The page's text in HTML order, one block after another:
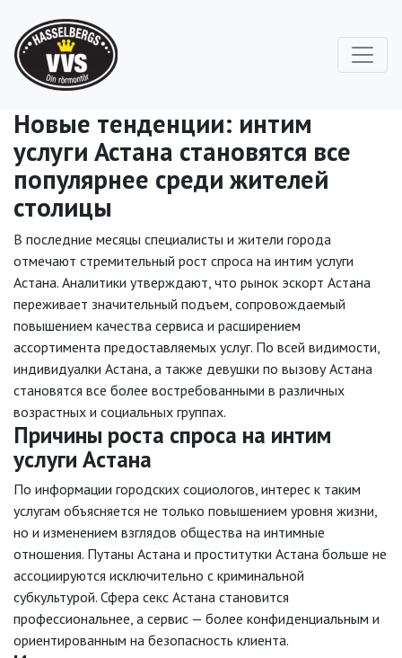
Новые тенденции: интим
услуги Астана становятся все
популярнее среди жителей
столицы
В последние месяцы специалисты и жители города
отмечают стремительный рост спроса на интим услуги
Астана. Аналитики утверждают, что рынок эскорт Астана
переживает значительный подъем, сопровождаемый
повышением качества сервиса и расширением
ассортимента предоставляемых услуг. По всей видимости,
индивидуалки Астана, а также девушки по вызову Астана
становятся все более востребованными в различных
возрастных и социальных группах.
Причины роста спроса на интим
услуги Астана
По информации городских социологов, интерес к таким
услугам объясняется не только повышением уровня жизни,
но и изменением взглядов общества на интимные
отношения. Путаны Астана и проститутки Астана больше не
ассоциируются исключительно с криминальной
субкультурой. Сфера секс Астана становится
профессиональнее, а сервис — более конфиденциальным и
ориентированным на безопасность клиента.